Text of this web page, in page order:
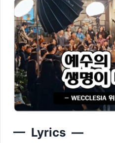
— Lyrics —